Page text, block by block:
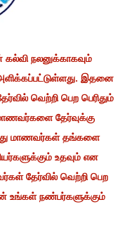
கல்வி நலனுக்காகவும்
இதனை
வெற்றி பெற பெரிதும்
தேர்வுக்கு
மாணவர்கள் தங்களை
உதவும் என
தேர்வில் வெற்றி பெற
உங்கள் நண்பர்களுக்கும்